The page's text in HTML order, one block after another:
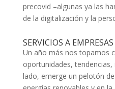
precovid –algunas ya las
de la digitalización y la
SERVICIOS A
Un año más nos topamos
oportunidades,
lado, emerge un pelotón